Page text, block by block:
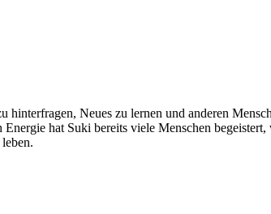
Neues zu lernen und anderen
hat Suki bereits viele Menschen